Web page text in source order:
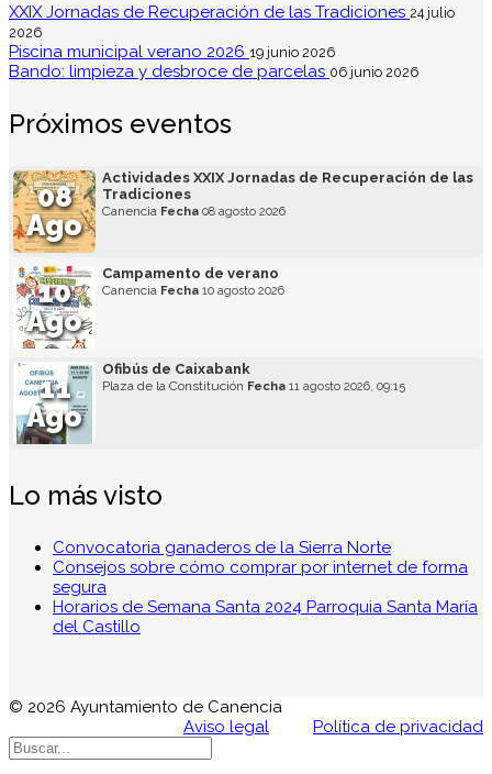
XXIX Jornadas de Recuperación de las Tradiciones 24 julio
2026
Piscina municipal verano 2026 19 junio 2026
Bando: limpieza y desbroce de parcelas 06 junio 2026
Próximos eventos
08
Ago
Actividades XXIX Jornadas de Recuperación de las
Tradiciones
Canencia Fecha 08 agosto 2026
10
Ago
Campamento de verano
Canencia Fecha 10 agosto 2026
11
Ago
Ofibús de Caixabank
Plaza de la Constitución Fecha 11 agosto 2026, 09:15
Lo más visto
Convocatoria ganaderos de la Sierra Norte
Consejos sobre cómo comprar por internet de forma
segura
Horarios de Semana Santa 2024 Parroquia Santa María
del Castillo
© 2026 Ayuntamiento de Canencia
Aviso legal
Política de privacidad